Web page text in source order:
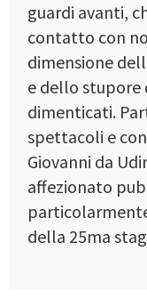
guardi avanti,
contatto con
dimensione
e dello stupore
dimenticati.
spettacoli e
Giovanni da
affezionato
della 25ma